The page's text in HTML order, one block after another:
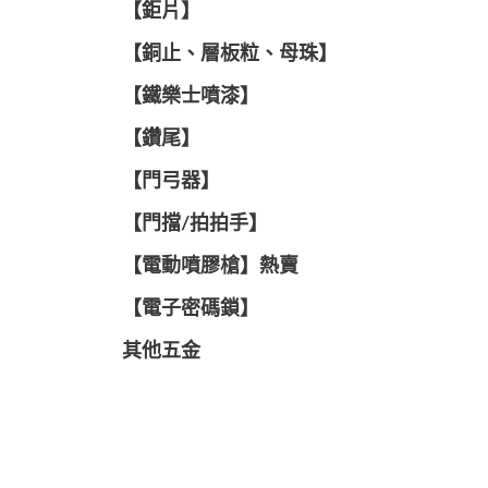
【鉅片】
【銅止、層板粒、母珠】
【鐵樂士噴漆】
【鑽尾】
【門弓器】
【門擋/拍拍手】
【電動噴膠槍】熱賣
【電子密碼鎖】
其他五金